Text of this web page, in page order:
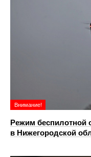
Внимание!
Режим беспилотной
в Нижегородской